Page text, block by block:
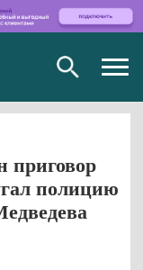
приговор
полицию